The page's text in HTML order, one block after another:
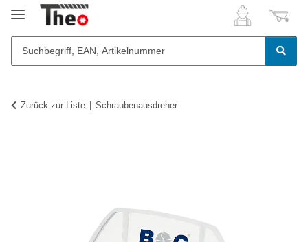
Zurück zur Liste Schraubenausdreher